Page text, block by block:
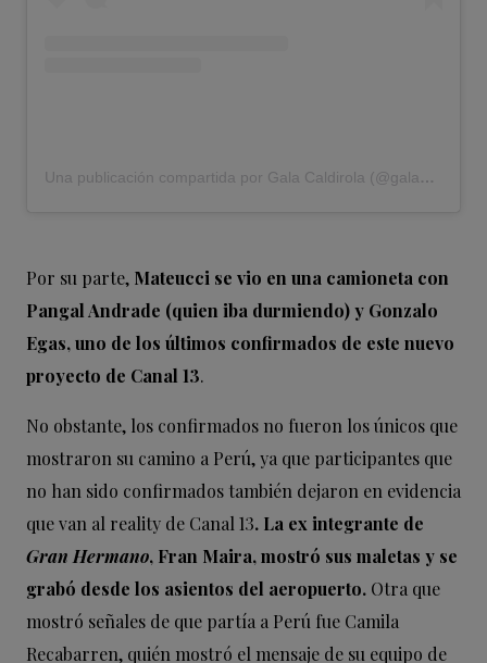
Una publicación compartida por Gala Caldirola (@galadrielcaldirola)
Por su parte, Mateucci se vio en una camioneta con
Pangal Andrade (quien iba durmiendo) y Gonzalo
Egas, uno de los últimos confirmados de este nuevo
proyecto de Canal 13.
No obstante, los confirmados no fueron los únicos que
mostraron su camino a Perú, ya que participantes que
no han sido confirmados también dejaron en evidencia
que van al reality de Canal 13. La ex integrante de
Gran Hermano, Fran Maira, mostró sus maletas y se
grabó desde los asientos del aeropuerto. Otra que
mostró señales de que partía a Perú fue Camila
Recabarren, quién mostró el mensaje de su equipo de